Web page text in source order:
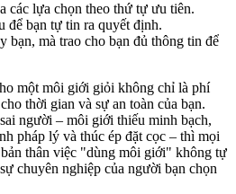
các lựa chọn theo thứ tự ưu tiên.
để bạn tự tin ra quyết định.
bạn, mà trao cho bạn đủ thông tin để
một môi giới giỏi không chỉ là phí
thời gian và sự an toàn của bạn.
người – môi giới thiếu minh bạch,
pháp lý và thúc ép đặt cọc – thì mọi
thân việc "dùng môi giới" không tự
chuyên nghiệp của người bạn chọn